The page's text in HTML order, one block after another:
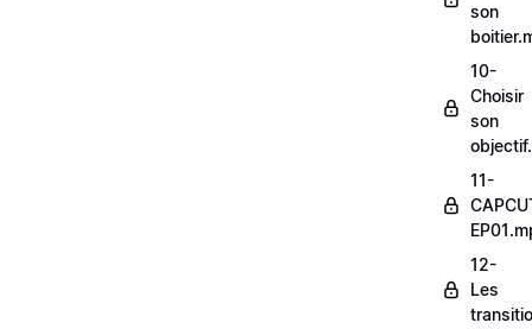
son
10-
Choisir
son
11-
12-
Les